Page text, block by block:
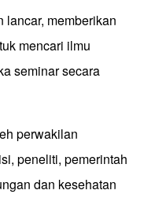
lancar, memberikan
mencari ilmu
seminar secara
perwakilan
peneliti, pemerintah
dan kesehatan